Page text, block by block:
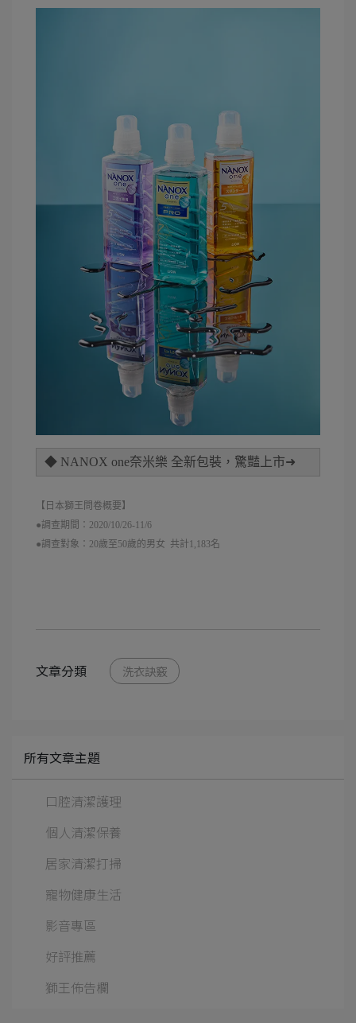
◆ NANOX one奈米樂 全新包裝，驚豔上市➜
【日本獅王問卷概要】
●調查期間：2020/10/26-11/6
●調查對象：20歲至50歲的男女 共計1,183名
文章分類 洗衣訣竅
所有文章主題
口腔清潔護理
個人清潔保養
居家清潔打掃
寵物健康生活
影音專區
好評推薦
獅王佈告欄